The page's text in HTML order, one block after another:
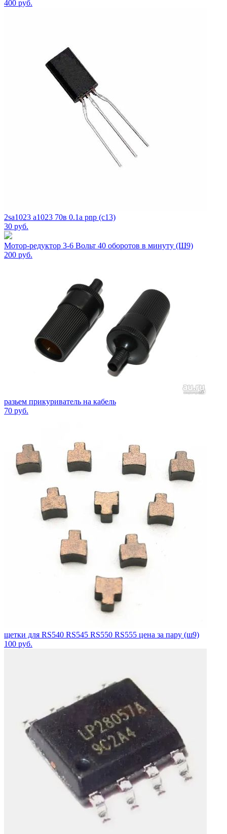
400 руб.
2sa1023 a1023 70в 0.1а pnp (c13)
30 руб.
Мотор-редуктор 3-6 Вольт 40 оборотов в минуту (Ш9)
200 руб.
разьем прикуриватель на кабель
70 руб.
щетки для RS540 RS545 RS550 RS555 цена за пару (ш9)
100 руб.